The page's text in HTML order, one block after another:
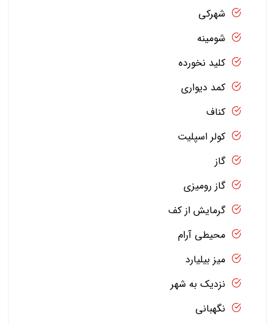
شهرکی
شومینه
کلید نخورده
کمد دیواری
کناف
کولر اسپلیت
گاز
گاز رومیزی
گرمایش از کف
محیطی آرام
میز بیلیارد
نزدیک به شهر
نگهبانی